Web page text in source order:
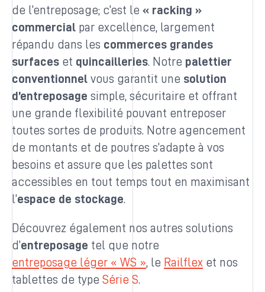
de l’entreposage; c’est le « racking »
commercial par excellence, largement
répandu dans les commerces grandes
surfaces et quincailleries. Notre palettier
conventionnel vous garantit une solution
d’entreposage simple, sécuritaire et offrant
une grande flexibilité pouvant entreposer
toutes sortes de produits. Notre agencement
de montants et de poutres s’adapte à vos
besoins et assure que les palettes sont
accessibles en tout temps tout en maximisant
l’espace de stockage.
Découvrez également nos autres solutions
d’entreposage tel que notre
entreposage léger « WS », le Railflex et nos
tablettes de type Série S.